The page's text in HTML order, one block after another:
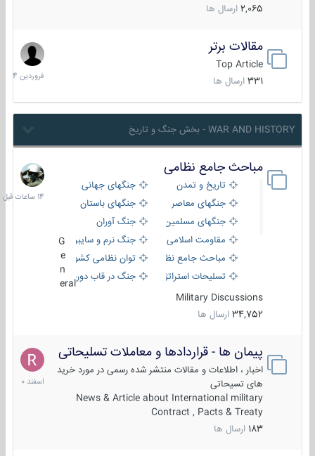
2,065 ارسال ها
مقالات برتر
Top Article
331 ارسال ها
29
فروردین
1404
WAR AND HISTORY - بخش جنگ و تاریخ
مباحث جامع نظامی
تاریخ و تمدن
جنگهای جهانی
جنگهای معاصر
جنگهای باستان
جنگهای مسلمین
جنگ آوران
مقاومت اسلامی
جنگ نرم و سایبری
مباحث جامع نظامی
توان نظامی کشورها
تسلیحات استراتژیک
جنگ در قاب دوربین
eral
Military Discussions
34,752 ارسال ها
14
ساعات
قبل
پیمان ها - قراردادها و معاملات تسلیحاتی
اخبار ، اطلاعات و مقالات منتشر شده رسمی در مورد خرید
های تسیحاتی
News & Article about International military
Contract , Pacts & Treaty
183 ارسال ها
7
اسفند
1400